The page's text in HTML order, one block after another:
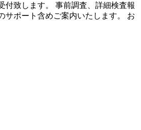
付致します。 事前調査、詳細検査報
サポート含めご案内いたします。 お